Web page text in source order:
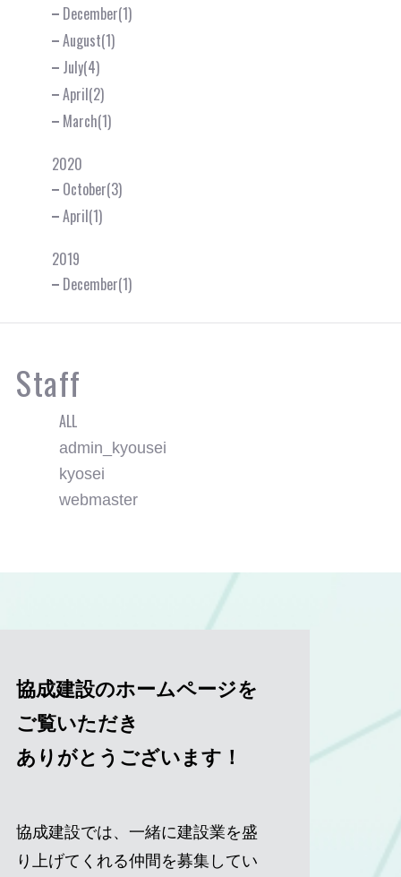
December(1)
August(1)
July(4)
April(2)
March(1)
2020
October(3)
April(1)
2019
December(1)
Staff
ALL
admin_kyousei
kyosei
webmaster
協成建設のホームページを
ご覧いただき
ありがとうございます！
協成建設では、一緒に建設業を盛
り上げてくれる仲間を募集してい